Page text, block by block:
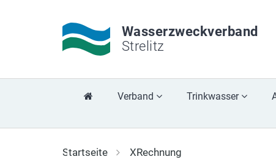
Wasserzweckverband
Strelitz
Verband Trinkwasser
Previous
Startseite XRechnung